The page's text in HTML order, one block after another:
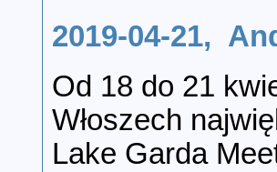
2019-04-21,
Od 18 do 21
Włoszech
Lake Garda